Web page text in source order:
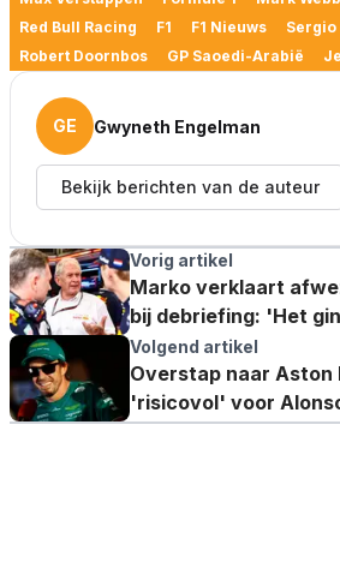
Red Bull Racing
F1 F1 Nieuws
Sergio
Robert Doornbos
GP Saoedi-Arabië
GE Gwyneth Engelman
Bekijk berichten van de auteur
Vorig artikel
Marko verklaart
bij debriefing: 'Het
met hem'
Volgend artikel
Overstap naar Aston
'risicovol' voor
dubbel en dwars